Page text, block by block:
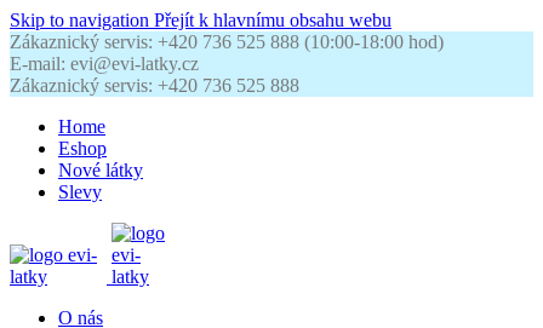
Skip to navigation Přejít k hlavnímu obsahu webu
Zákaznický servis: +420 736 525 888 (10:00-18:00 hod)
E-mail: evi@evi-latky.cz
Zákaznický servis: +420 736 525 888
Home
Eshop
Nové látky
Slevy
O nás